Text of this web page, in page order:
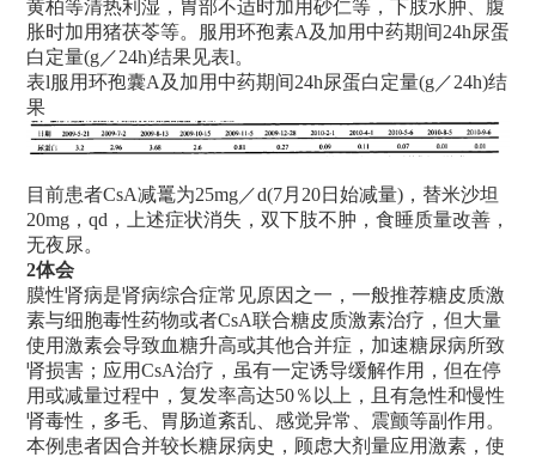
黄柏等清热利湿，胃部不适时加用砂仁等，下肢水肿、腹
胀时加用猪茯苓等。服用环孢素A及加用中药期间24h尿蛋
白定量(g／24h)结果见表l。
表l服用环孢囊A及加用中药期间24h尿蛋白定量(g／24h)结
果
目前患者CsA减鼍为25mg／d(7月20日始减量)，替米沙坦
20mg，qd，上述症状消失，双下肢不肿，食睡质量改善，
无夜尿。
2体会
膜性肾病是肾病综合症常见原因之一，一般推荐糖皮质激
素与细胞毒性药物或者CsA联合糖皮质激素治疗，但大量
使用激素会导致血糖升高或其他合并症，加速糖尿病所致
肾损害；应用CsA治疗，虽有一定诱导缓解作用，但在停
用或减量过程中，复发率高达50％以上，且有急性和慢性
肾毒性，多毛、胃肠道紊乱、感觉异常、震颤等副作用。
本例患者因合并较长糖尿病史，顾虑大剂量应用激素，使